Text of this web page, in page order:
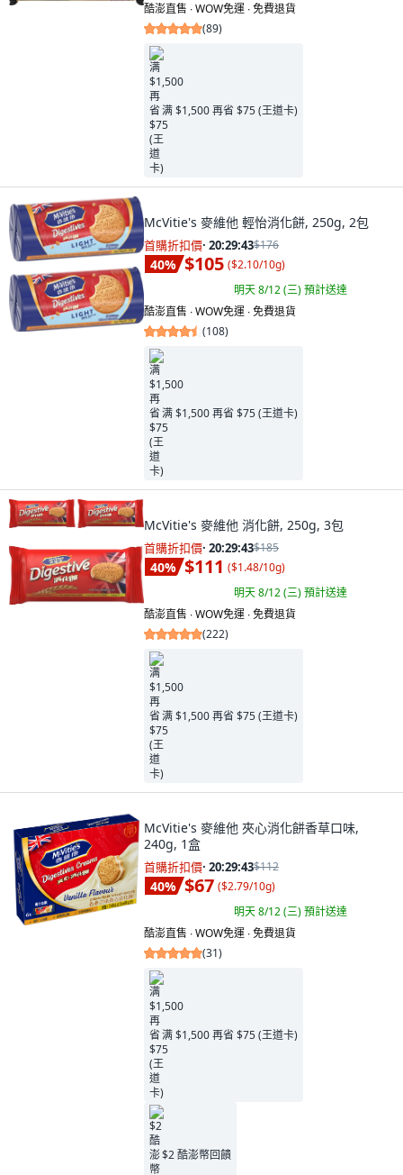
酷澎直售 ∙ WOW免運 ∙ 免費退貨
(89)
满 $1,500 再省 $75 (王道卡)
McVitie's 麥維他 輕怡消化餅, 250g, 2包
首購折扣價· 20:29:41$176
40% $105 ($2.10/10g)
明天 8/12 (三)預計送達
酷澎直售 ∙ WOW免運 ∙ 免費退貨
(108)
满 $1,500 再省 $75 (王道卡)
McVitie's 麥維他 消化餅, 250g, 3包
首購折扣價· 20:29:41$185
40% $111 ($1.48/10g)
明天 8/12 (三)預計送達
酷澎直售 ∙ WOW免運 ∙ 免費退貨
(222)
满 $1,500 再省 $75 (王道卡)
McVitie's 麥維他 夾心消化餅香草口味,
240g, 1盒
首購折扣價· 20:29:41$112
40% $67 ($2.79/10g)
明天 8/12 (三)預計送達
酷澎直售 ∙ WOW免運 ∙ 免費退貨
(31)
满 $1,500 再省 $75 (王道卡)
$2 酷澎幣回饋